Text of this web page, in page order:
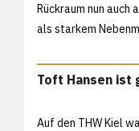
Rückraum nun auch
als starkem
Toft Hansen ist
Auf den THW Kiel